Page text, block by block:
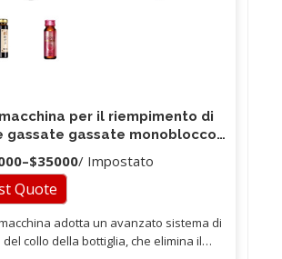
per il riempimento di
gassate gassate monoblocco
di birra
–$35000/ Impostato
Quote
adotta un avanzato sistema di
del collo della bottiglia, che elimina il